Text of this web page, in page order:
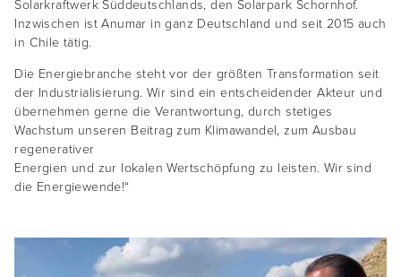
Solarkraftwerk Süddeutschlands, den Solarpark Schornhof.
Inzwischen ist Anumar in ganz Deutschland und seit 2015 auch
in Chile tätig.
Die Energiebranche steht vor der größten Transformation seit
der Industrialisierung. Wir sind ein entscheidender Akteur und
übernehmen gerne die Verantwortung, durch stetiges
Wachstum unseren Beitrag zum Klimawandel, zum Ausbau
regenerativer
Energien und zur lokalen Wertschöpfung zu leisten. Wir sind
die Energiewende!“